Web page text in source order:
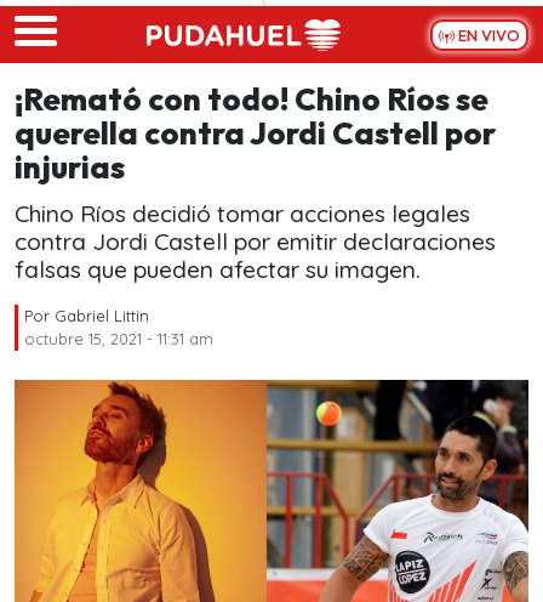
Skip to main content
EN VIVO
¡Remató con todo! Chino Ríos se
querella contra Jordi Castell por
injurias
Chino Ríos decidió tomar acciones legales
contra Jordi Castell por emitir declaraciones
falsas que pueden afectar su imagen.
Por Gabriel Littin
octubre 15, 2021 - 11:31 am